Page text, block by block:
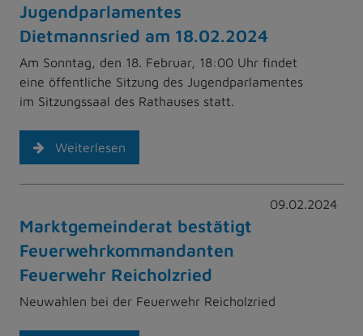
Jugendparlamentes
Dietmannsried am 18.02.2024
Am Sonntag, den 18. Februar, 18:00 Uhr findet
eine öffentliche Sitzung des Jugendparlamentes
im Sitzungssaal des Rathauses statt.
Weiterlesen
09.02.2024
Marktgemeinderat bestätigt
Feuerwehrkommandanten
Feuerwehr Reicholzried
Neuwahlen bei der Feuerwehr Reicholzried